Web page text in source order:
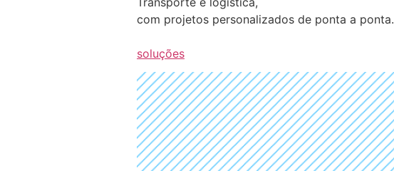
com projetos personalizados de ponta a ponta.
soluções